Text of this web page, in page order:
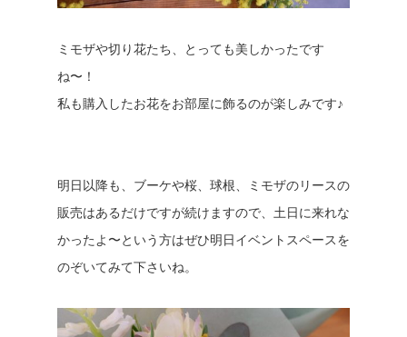
ミモザや切り花たち、とっても美しかったです
ね〜！
私も購入したお花をお部屋に飾るのが楽しみです♪
明日以降も、ブーケや桜、球根、ミモザのリースの
販売はあるだけですが続けますので、土日に来れな
かったよ〜という方はぜひ明日イベントスペースを
のぞいてみて下さいね。